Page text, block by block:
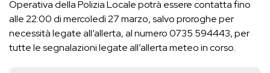
Operativa della Polizia Locale potrà essere contatta fino
alle 22:00 di mercoledì 27 marzo, salvo proroghe per
necessità legate all’allerta, al numero 0735 594443, per
tutte le segnalazioni legate all’allerta meteo in corso.